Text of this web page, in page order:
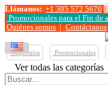
Llámanos: +1 305 572 5670
Promocionales para elFin de
Quiénes somos
Contáctanos
Impresión Promocionales
Ver todas las categorías
Buscar: